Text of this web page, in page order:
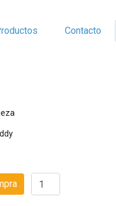
Contacto